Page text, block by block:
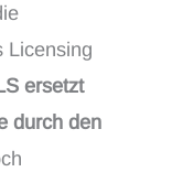
Licensing
ersetzt
durch den